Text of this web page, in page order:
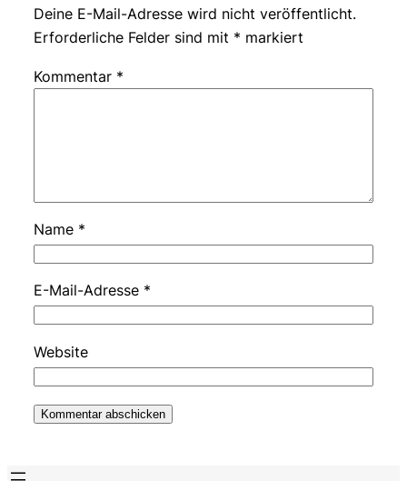
Deine E-Mail-Adresse wird nicht veröffentlicht.
Erforderliche Felder sind mit * markiert
Kommentar *
Name *
E-Mail-Adresse *
Website